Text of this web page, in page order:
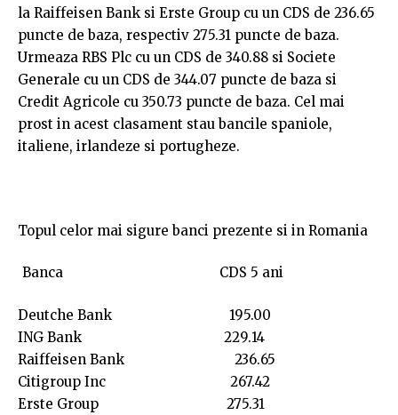
la Raiffeisen Bank si Erste Group cu un CDS de 236.65
puncte de baza, respectiv 275.31 puncte de baza.
Urmeaza RBS Plc cu un CDS de 340.88 si Societe
Generale cu un CDS de 344.07 puncte de baza si
Credit Agricole cu 350.73 puncte de baza. Cel mai
prost in acest clasament stau bancile spaniole,
italiene, irlandeze si portugheze.
Topul celor mai sigure banci prezente si in Romania
Banca CDS 5 ani
Deutche Bank 195.00
ING Bank 229.14
Raiffeisen Bank 236.65
Citigroup Inc 267.42
Erste Group 275.31